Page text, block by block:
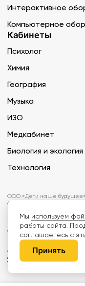
Интерактивное
Компьютерное
Кабинеты
Психолог
Химия
География
Музыка
ИЗО
Медкабинет
Биология и экология
Технология
ООО «Дети наше будущее»
667101001 БИК 046577674
Информация на сайте не
могут отличаться от
собой право изменить
предварительного
качество поставляемой
сайт лучше. Пользуясь
обработки персональных
Мы используем
работы сайта.
соглашаетесь с
Принять